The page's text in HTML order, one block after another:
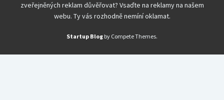
zveřejněných reklam důvěřovat? Vsaďte na reklamy na našem
webu. Ty vás rozhodně nemíní oklamat.
Startup Blog by Compete Themes.